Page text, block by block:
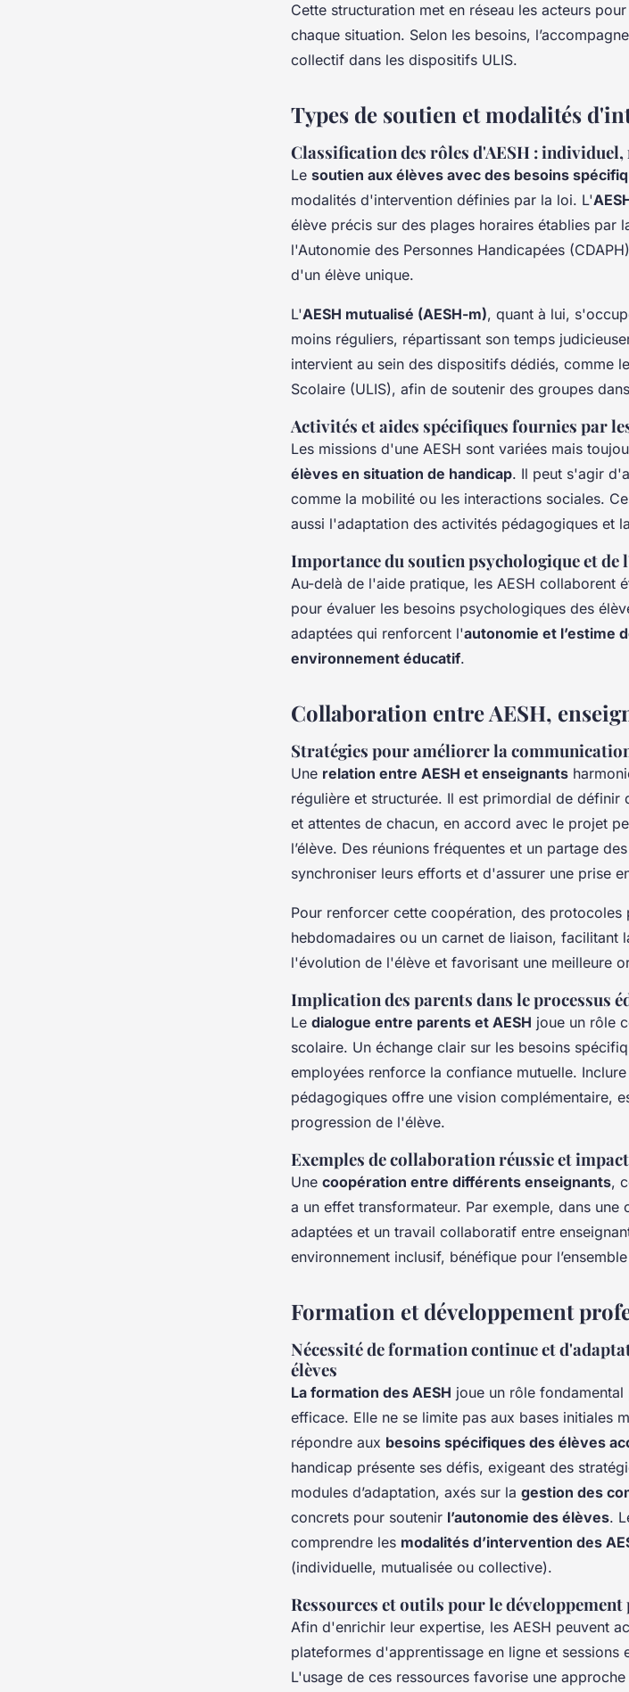
Cette structuration met en réseau les acteurs
chaque situation. Selon les besoins,
collectif dans les dispositifs ULIS.
Types de soutien et modalités
Classification des rôles d'AESH :
Le soutien aux élèves avec des besoins
modalités d'intervention définies par la loi. L'
élève précis sur des plages horaires établies par
l'Autonomie des Personnes Handicapées
d'un élève unique.
L'AESH mutualisé (AESH-m), quant à lui,
moins réguliers, répartissant son temps
intervient au sein des dispositifs dédiés, comme
Scolaire (ULIS), afin de soutenir des groupes
Activités et aides spécifiques fournies par
Les missions d'une AESH sont variées mais
élèves en situation de handicap. Il peut s'agir
comme la mobilité ou les interactions sociales.
aussi l'adaptation des activités pédagogiques et
Importance du soutien psychologique et de
Au-delà de l'aide pratique, les AESH collaborent
pour évaluer les besoins psychologiques des
adaptées qui renforcent l'autonomie et l’estime
environnement éducatif.
Collaboration entre AESH,
Stratégies pour améliorer la
Une relation entre AESH et enseignants
régulière et structurée. Il est primordial de
et attentes de chacun, en accord avec le projet
l’élève. Des réunions fréquentes et un partage
synchroniser leurs efforts et d'assurer une prise
Pour renforcer cette coopération, des protocoles
hebdomadaires ou un carnet de liaison, facilitant
l'évolution de l'élève et favorisant une meilleure
Implication des parents dans le processus
Le dialogue entre parents et AESH joue un rôle
scolaire. Un échange clair sur les besoins
employées renforce la confiance mutuelle.
pédagogiques offre une vision complémentaire,
progression de l'élève.
Exemples de collaboration réussie et
Une coopération entre différents enseignants,
a un effet transformateur. Par exemple, dans
adaptées et un travail collaboratif entre
environnement inclusif, bénéfique pour
Formation et développement
Nécessité de formation continue et
élèves
La formation des AESH joue un rôle
efficace. Elle ne se limite pas aux bases initiales
répondre aux besoins spécifiques des élèves
handicap présente ses défis, exigeant des
modules d’adaptation, axés sur la gestion des
concrets pour soutenir l’autonomie des élèves.
comprendre les modalités d’intervention des
(individuelle, mutualisée ou collective).
Ressources et outils pour le
Afin d'enrichir leur expertise, les AESH peuvent
plateformes d'apprentissage en ligne et sessions
L'usage de ces ressources favorise une